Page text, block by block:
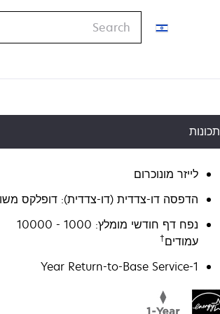
Search
תכונות
לייזר מונוכרום
הדפסה דו-צדדית (דו-צדדית): דופלקס
נפח דף חודשי מומלץ: 1000 - 10000
עמודים†
1-Year Return-to-Base Service